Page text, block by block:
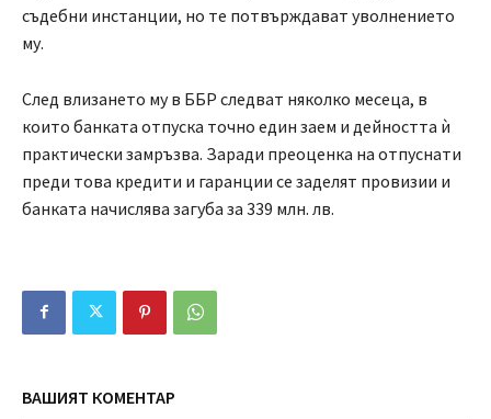
съдебни инстанции, но те потвърждават уволнението
му.
След влизането му в ББР следват няколко месеца, в
които банката отпуска точно един заем и дейността ѝ
практически замръзва. Заради преоценка на отпуснати
преди това кредити и гаранции се заделят провизии и
банката начислява загуба за 339 млн. лв.
ВАШИЯТ КОМЕНТАР